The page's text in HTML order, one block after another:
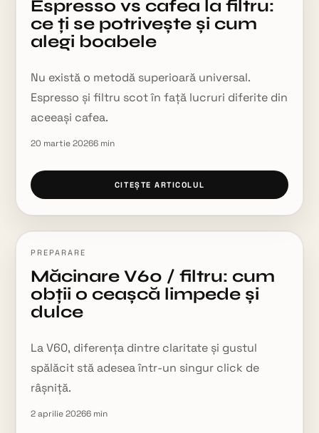
Espresso vs cafea la filtru:
ce ți se potrivește și cum
alegi boabele
Nu există o metodă superioară universal.
Espresso și filtru scot în față lucruri diferite din
aceeași cafea.
20 martie 20266 min
CITEȘTE ARTICOLUL
PREPARARE
Măcinare V60 / filtru: cum
obții o ceașcă limpede și
dulce
La V60, diferența dintre claritate și gustul
spălăcit stă adesea într-un singur click de
râșniță.
2 aprilie 20266 min